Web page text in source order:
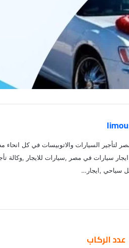
لتأجير السيارات والاتوبيسات في كل انحاء
01003203210 ايجار سيارات في مصر ,سيارات للايجار
سياحي ,ايجار…
عدد الركاب